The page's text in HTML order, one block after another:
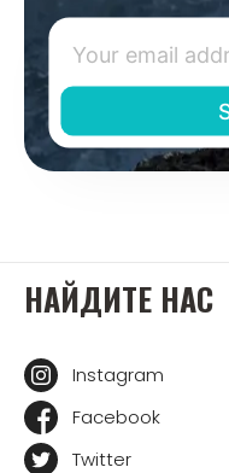
НАЙДИТЕ НАС
Instagram
Facebook
Twitter